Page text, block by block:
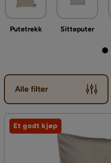
Putetrekk Sitteputer
Alle filter
Et godt kjøp